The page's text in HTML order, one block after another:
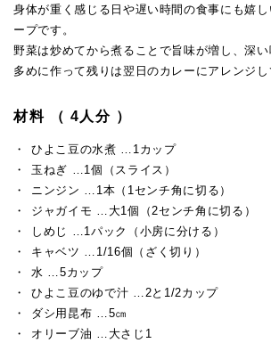
身体が重く感じる日や遅い時間の食事にも嬉
ープです。
野菜は炒めてから煮ることで旨味が増し、深い
多めに作って残りは翌日のカレーにアレンジし
材料 （ 4人分 ）
ひよこ豆の水煮 …1カップ
玉ねぎ …1個（スライス）
ニンジン …1本（1センチ角に切る）
ジャガイモ …大1個（2センチ角に切る）
しめじ …1パック（小房に分ける）
キャベツ …1/16個（ざく切り）
水 …5カップ
ひよこ豆のゆで汁 …2と1/2カップ
ダシ用昆布 …5㎝
オリーブ油 …大さじ1